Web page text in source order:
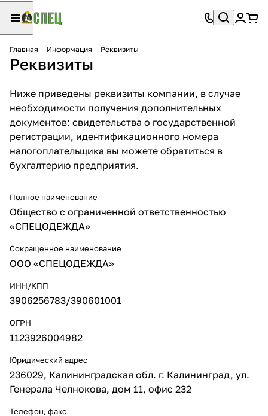
Главная Информация Реквизиты
Реквизиты
Ниже приведены реквизиты компании, в случае
необходимости получения дополнительных
документов: свидетельства о государственной
регистрации, идентификационного номера
налогоплательщика вы можете обратиться в
бухгалтерию предприятия.
Полное наименование
Общество с ограниченной ответственностью
«СПЕЦОДЕЖДА»
Сокращенное наименование
ООО «СПЕЦОДЕЖДА»
ИНН/КПП
3906256783/390601001
ОГРН
1123926004982
Юридический адрес
236029, Калининградская обл. г. Калининград, ул.
Генерала Челнокова, дом 11, офис 232
Телефон, факс